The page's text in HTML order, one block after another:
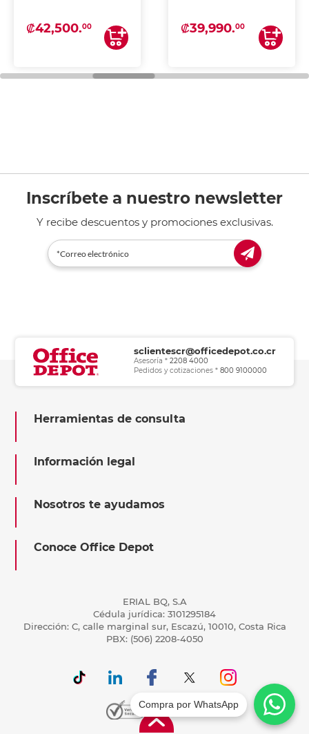
₡42,500.00 ₡39,990.00
Inscríbete a nuestro newsletter
Y recibe descuentos y promociones exclusivas.
sclientescr@officedepot.co.cr
Asesoría *2208 4000
Pedidos y cotizaciones *800 9100000
Herramientas de consulta
Información legal
Nosotros te ayudamos
Conoce Office Depot
ERIAL BQ, S.A
Cédula jurídica: 3101295184
Dirección: C, calle marginal sur, Escazú, 10010, Costa Rica
PBX: (506) 2208-4050
Compra por WhatsApp